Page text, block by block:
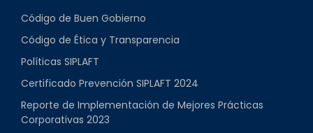
Código de Buen Gobierno
Código de Ética y Transparencia
Políticas SIPLAFT
Certificado Prevención SIPLAFT 2024
Reporte de Implementación de Mejores Prácticas
Corporativas 2023